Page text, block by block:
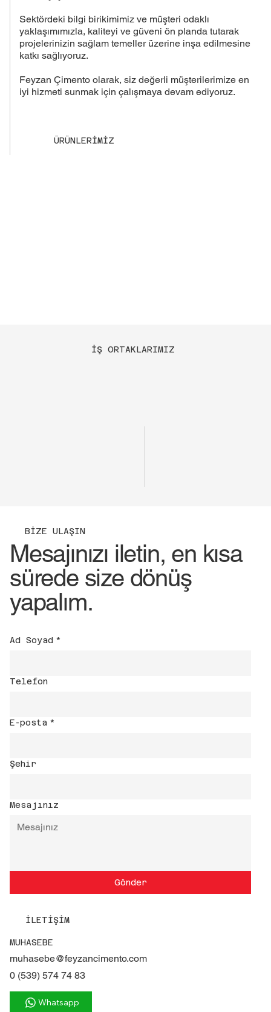
Sektördeki bilgi birikimimiz ve müşteri odaklı
yaklaşımımızla, kaliteyi ve güveni ön planda tutarak
projelerinizin sağlam temeller üzerine inşa edilmesine
katkı sağlıyoruz.
Feyzan Çimento olarak, siz değerli müşterilerimize en
iyi hizmeti sunmak için çalışmaya devam ediyoruz.
ÜRÜNLERİMİZ
İŞ ORTAKLARIMIZ
BİZE ULAŞIN
Mesajınızı iletin, en kısa
sürede size dönüş
yapalım.
Ad Soyad *
Telefon
E-posta *
Şehir
Mesajınız
Gönder
İLETİŞİM
MUHASEBE
muhasebe@feyzancimento.com
0 (539) 574 74 83
Whatsapp